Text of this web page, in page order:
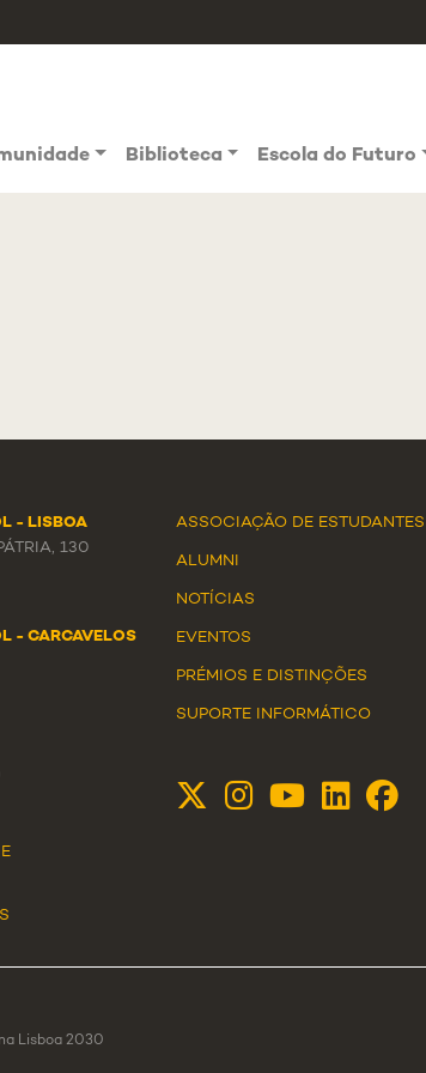
Biblioteca Escola do Futuro
- LISBOA
130
- CARCAVELOS
ASSOCIAÇÃO DE ESTUDANTES
ALUMNI
NOTÍCIAS
EVENTOS
PRÉMIOS E DISTINÇÕES
SUPORTE INFORMÁTICO
Lisboa 2030